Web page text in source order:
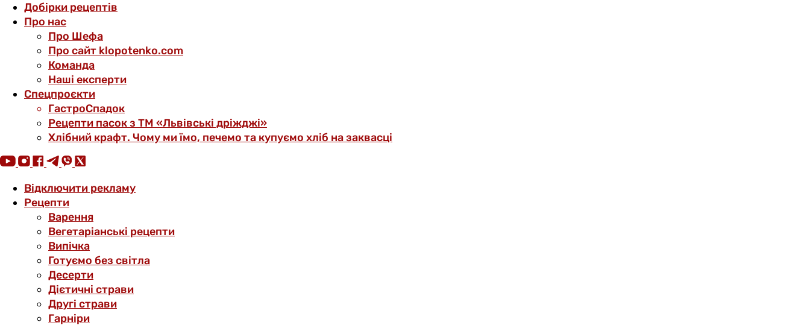
Добірки рецептів
Про нас
Про Шефа
Про сайт klopotenko.com
Команда
Наші експерти
Спецпроєкти
ГастроСпадок
Рецепти пасок з ТМ «Львівські дріжджі»
Хлібний крафт. Чому ми їмо, печемо та купуємо хліб на заквасці
Відключити рекламу
Рецепти
Варення
Вегетаріанські рецепти
Випічка
Готуємо без світла
Десерти
Дієтичні страви
Другі страви
Гарніри